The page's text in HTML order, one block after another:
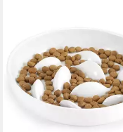
Antischlingnapf Anti
Napf Keramik Katze mit
Rändern, Slow
41,95 €
lieferbar - in 5-6 Werktagen